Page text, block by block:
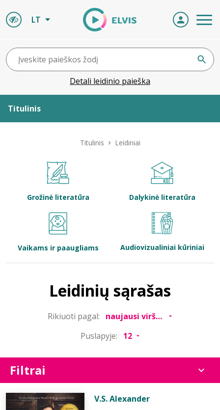
LT
Detali leidinio paieška
Titulinis
Bibliotekoms
Titulinis Leidiniai
Grožinė literatūra Dalykinė literatūra
Vaikams ir paaugliams Audiovizualiniai kūriniai
Leidinių sąrašas
Rikiuoti pagal:
Puslapyje:
Filtrai
V.S. Alexander